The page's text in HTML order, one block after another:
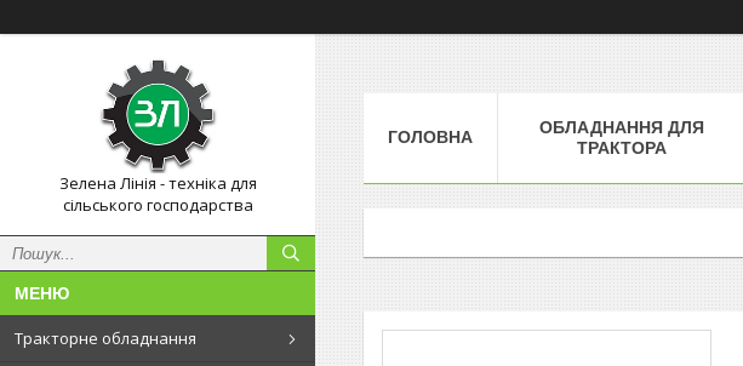
Зелена Лінія - техніка для
сільського господарства
Тракторне обладнання
ГОЛОВНА
ОБЛАДНАННЯ ДЛЯ
ТРАКТОРА